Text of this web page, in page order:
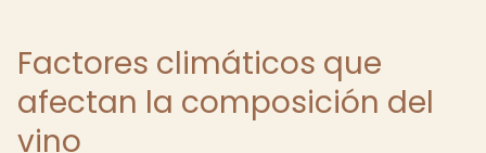
Factores climáticos que
afectan la composición del
vino